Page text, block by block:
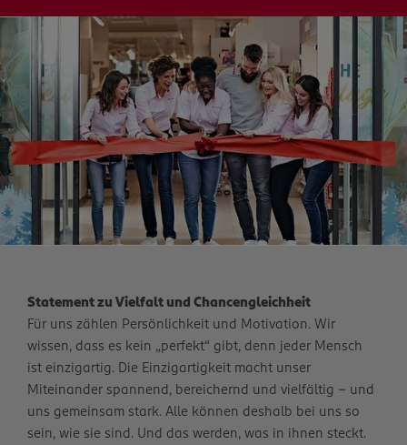
Statement zu Vielfalt und Chancengleichheit
Für uns zählen Persönlichkeit und Motivation. Wir
wissen, dass es kein „perfekt“ gibt, denn jeder Mensch
ist einzigartig. Die Einzigartigkeit macht unser
Miteinander spannend, bereichernd und vielfältig – und
uns gemeinsam stark. Alle können deshalb bei uns so
sein, wie sie sind. Und das werden, was in ihnen steckt.